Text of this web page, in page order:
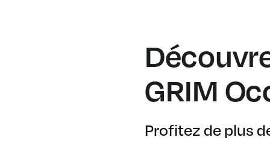
Double sortie d'échappement cachée derrière le bouclier
Essieu arrière à propulsion electrique
Finition gloss black sur les ouies latérales
GRIM
Profitez de plus